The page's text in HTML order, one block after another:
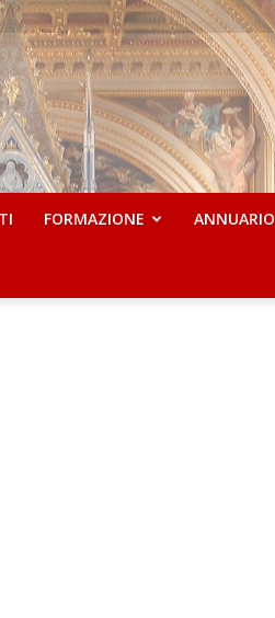
FORMAZIONE ANNUARIO